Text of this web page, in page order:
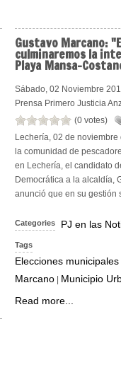
GustavoMarcano:
culminaremos la
Playa Mansa-
Sábado, 02 Noviembre
Prensa Primero Justicia
(0 votes)
Lechería, 02 de
la comunidad de
en Lechería, el candidato
Democrática a la alcaldía,
anunció que en su gestión
Categories PJ en las
Tags
Elecciones municipales
Marcano | Municipio
Read more...